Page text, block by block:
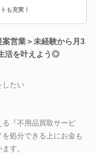
も充実！
営業＞未経験から月3
活を叶えよう◎
たい
『不用品買取サービ
処分できる上にお金も
す。